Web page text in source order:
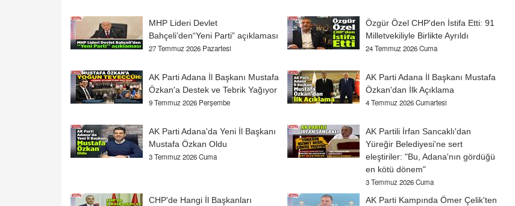
MHP Lideri Devlet
Bahçeli’den“Yeni Parti” açıklaması
27 Temmuz 2026 Pazartesi
Özgür Özel CHP'den İstifa Etti: 91
Milletvekiliyle Birlikte Ayrıldı
24 Temmuz 2026 Cuma
AK Parti Adana İl Başkanı Mustafa
Özkan'a Destek ve Tebrik Yağıyor
9 Temmuz 2026 Perşembe
AK Parti Adana İl Başkanı Mustafa
Özkan'dan İlk Açıklama
4 Temmuz 2026 Cumartesi
AK Parti Adana'da Yeni İl Başkanı
Mustafa Özkan Oldu
3 Temmuz 2026 Cuma
AK Partili İrfan Sancaklı'dan
Yüreğir Belediyesi'ne sert
eleştiriler: "Bu, Adana'nın gördüğü
en kötü dönem"
3 Temmuz 2026 Cuma
CHP'de Hangi İl Başkanları
AK Parti Kampında Ömer Çelik'ten